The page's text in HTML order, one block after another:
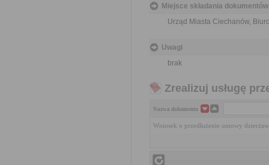
Miejsce składania dokumentów
Urząd Miasta Ciechanów,
Uwagi
brak
Zrealizuj usługę
Nazwa dokumentu
Wniosek o przedłużenie umowy